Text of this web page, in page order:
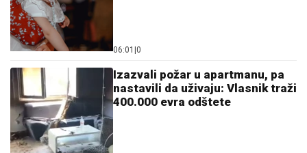
06:01 0
Izazvali požar u apartmanu, pa
nastavili da uživaju: Vlasnik traži
400.000 evra odštete